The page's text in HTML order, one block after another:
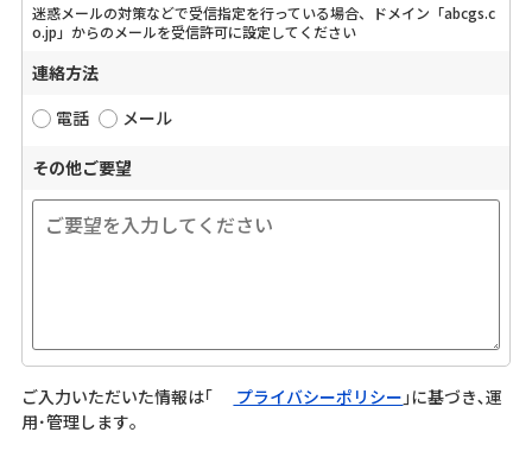
迷惑メールの対策などで受信指定を行っている場合、ドメイン「abcgs.c
o.jp」からのメールを受信許可に設定してください
連絡方法
電話
メール
その他ご要望
ご入力いただいた情報は｢ プライバシーポリシー ｣に基づき､運
用･管理します｡